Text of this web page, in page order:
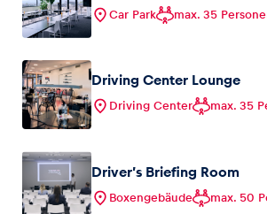
Car Park max. 35
Driving Center Lounge
Driving Center max. 35
Driver’s Briefing Room
Boxengebäude max. 50